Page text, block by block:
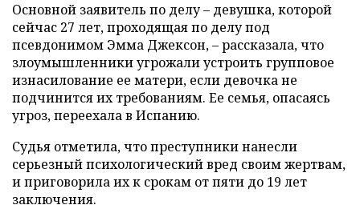
Основной заявитель по делу – девушка, которой
сейчас 27 лет, проходящая по делу под
псевдонимом Эмма Джексон, – рассказала, что
злоумышленники угрожали устроить групповое
изнасилование ее матери, если девочка не
подчинится их требованиям. Ее семья, опасаясь
угроз, переехала в Испанию.
Судья отметила, что преступники нанесли
серьезный психологический вред своим жертвам,
и приговорила их к срокам от пяти до 19 лет
заключения.